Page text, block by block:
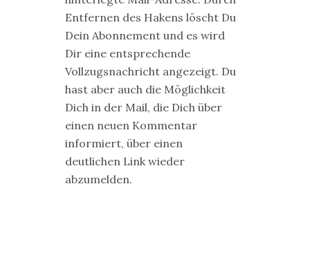
Entfernen des Hakens löscht Du
Dein Abonnement und es wird
Dir eine entsprechende
Vollzugsnachricht angezeigt. Du
hast aber auch die Möglichkeit
Dich in der Mail, die Dich über
einen neuen Kommentar
informiert, über einen
deutlichen Link wieder
abzumelden.